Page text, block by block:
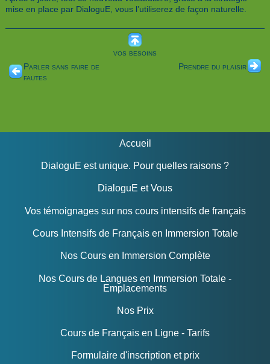
mise en place par DialoguE, vous l’utiliserez de façon naturelle.
vos besoins
Parler sans faire de
fautes
Prendre du plaisir
Accueil
DialoguE est unique. Pour quelles raisons ?
DialoguE et Vous
Vos témoignages sur nos cours intensifs de français
Cours Intensifs de Français en Immersion Totale
Nos Cours en Immersion Complète
Nos Cours de Langues en Immersion Totale -
Emplacements
Nos Prix
Cours de Français en Ligne - Tarifs
Formulaire d'inscription et prix